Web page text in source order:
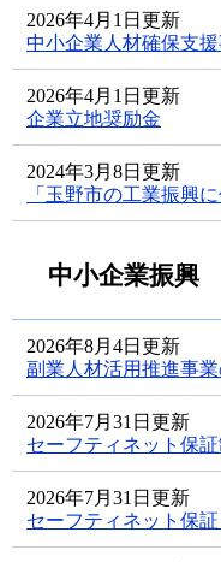
2026年4月1日更新
中小企業人材確保支
2026年4月1日更新
企業立地奨励金
2024年3月8日更新
「玉野市の工業振興
中小企業振興
2026年8月4日更新
副業人材活用推進事
2026年7月31日更新
セーフティネット保
2026年7月31日更新
セーフティネット保